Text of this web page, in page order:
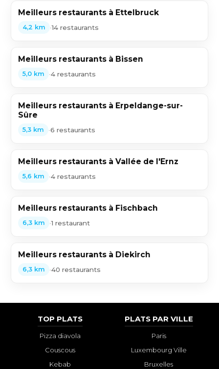
Meilleurs restaurants à Ettelbruck
4,2 km •14 restaurants
Meilleurs restaurants à Bissen
5,0 km •4 restaurants
Meilleurs restaurants à Erpeldange-sur-
Sûre
5,3 km •6 restaurants
Meilleurs restaurants à Vallée de l'Ernz
5,6 km •4 restaurants
Meilleurs restaurants à Fischbach
6,3 km •1 restaurant
Meilleurs restaurants à Diekirch
6,3 km •40 restaurants
TOP PLATS
Pizza diavola
Couscous
Kebab
PLATS PAR VILLE
Paris
Luxembourg Ville
Bruxelles